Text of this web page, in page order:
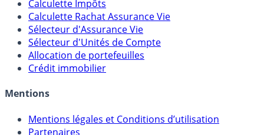
Calculateur d'intérêts
Calculette Impôts
Calculette Rachat Assurance Vie
Sélecteur d'Assurance Vie
Sélecteur d'Unités de Compte
Crédit immobilier
Mentions